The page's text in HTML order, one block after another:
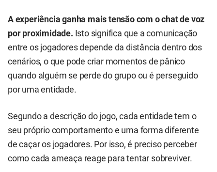
A experiência ganha mais tensão com o chat de voz
por proximidade. Isto significa que a comunicação
entre os jogadores depende da distância dentro dos
cenários, o que pode criar momentos de pânico
quando alguém se perde do grupo ou é perseguido
por uma entidade.
Segundo a descrição do jogo, cada entidade tem o
seu próprio comportamento e uma forma diferente
de caçar os jogadores. Por isso, é preciso perceber
como cada ameaça reage para tentar sobreviver.